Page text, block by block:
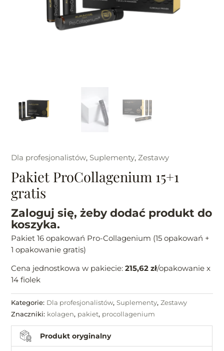
Dla profesjonalistów, Suplementy,Zestawy
Pakiet ProCollagenium 15+1
gratis
Zaloguj się, żeby dodać produkt do
koszyka.
Pakiet 16 opakowań Pro-Collagenium (15 opakowań +
1 opakowanie gratis)
Cena jednostkowa w pakiecie:215,62 zł/opakowanie x
14 fiolek
Kategorie: Dla profesjonalistów,Suplementy,Zestawy
Znaczniki: kolagen, pakiet, procollagenium
Produkt oryginalny